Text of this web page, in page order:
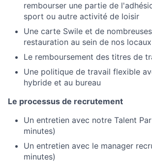
rembourser une partie de
sport ou autre activité de loisir
Une carte Swile et de
restauration au sein de nos locaux
Le remboursement des titres de
Une politique de travail flexible
hybride et au bureau
Le processus de recrutement
Un entretien avec notre Talent
minutes)
Un entretien avec le manager
minutes)